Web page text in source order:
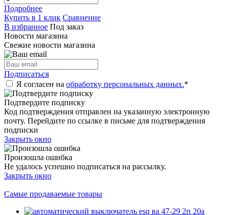
Подробнее
Купить в 1 клик Сравнение
В избранное Под заказ
Новости магазина
Свежие новости магазина
Подписаться
Я согласен на обработку персональных данных.*
Подтвердите подписку
Код подтверждения отправлен на указанную электронную
почту. Перейдите по ссылке в письме для подтверждения
подписки
Закрыть окно
Произошла ошибка
Не удалось успешно подписаться на рассылку.
Закрыть окно
Самые продаваемые товары